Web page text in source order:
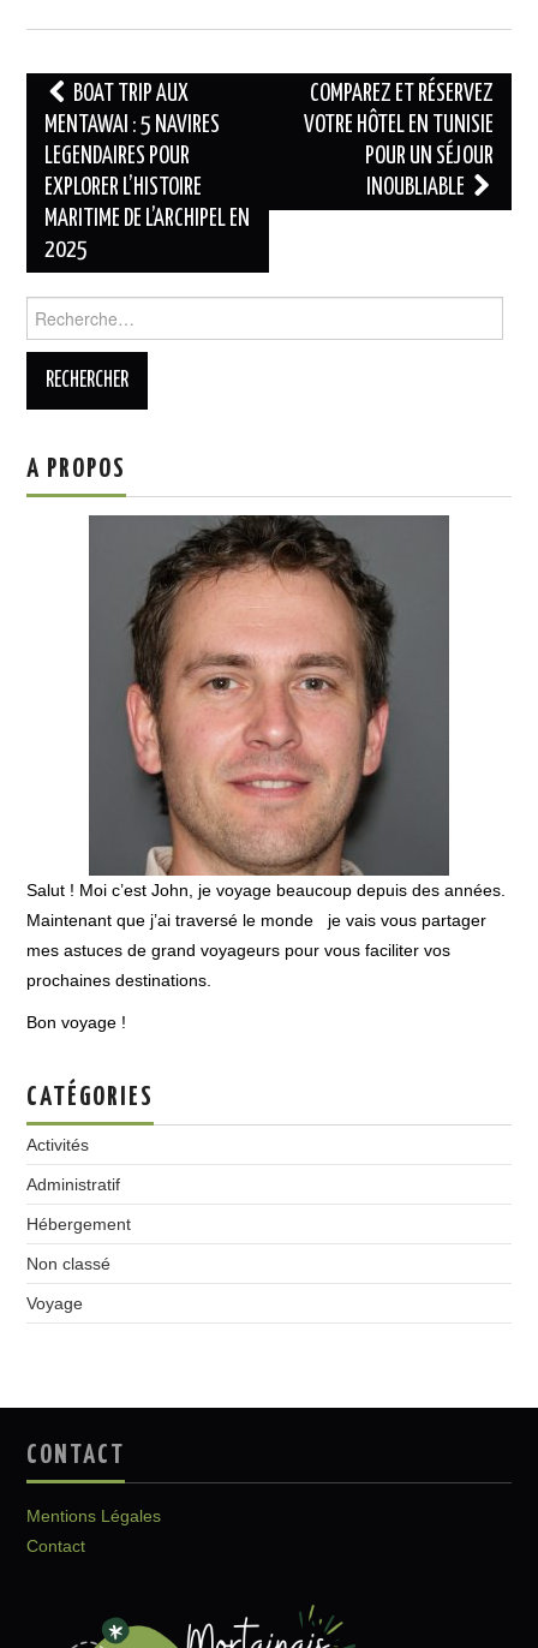
meilleures
structures
Navigation
des
articles
BOAT TRIP AUX
MENTAWAI : 5 NAVIRES
LEGENDAIRES POUR
EXPLORER L’HISTOIRE
MARITIME DE L’ARCHIPEL EN
2025
COMPAREZ ET RÉSERVEZ
VOTRE HÔTEL EN TUNISIE
POUR UN SÉJOUR
INOUBLIABLE
A PROPOS
Salut ! Moi c’est John, je voyage beaucoup depuis des années.
Maintenant que j’ai traversé le monde je vais vous partager
mes astuces de grand voyageurs pour vous faciliter vos
prochaines destinations.
Bon voyage !
CATÉGORIES
Activités
Administratif
Hébergement
Non classé
Voyage
CONTACT
Mentions Légales
Contact